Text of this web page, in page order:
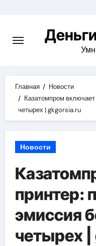
содержимому
Главная
Новости
Казатомпром
четырех | gkgorsia.ru
Новости
принтер:
эмиссия
четырех